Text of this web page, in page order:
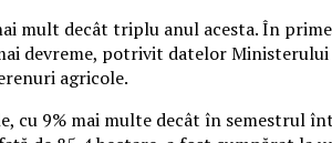
mult decât triplu anul acesta.În
devreme, potrivit datelor
agricole.
cu 9% mai multe decât în semestrul